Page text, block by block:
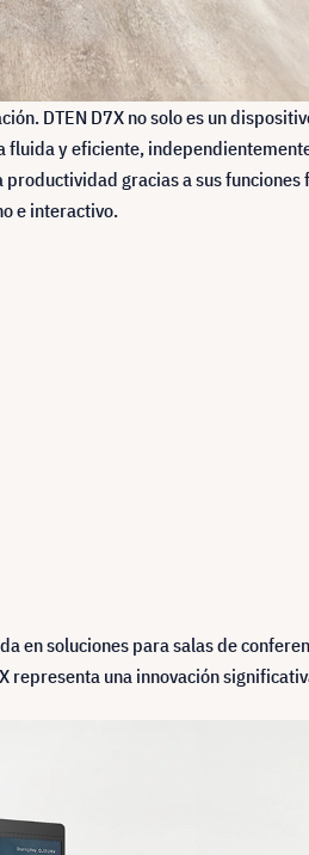
DTEN D7X no solo es un
y eficiente,
gracias a sus funciones
e interactivo.
en soluciones para salas de
una innovación